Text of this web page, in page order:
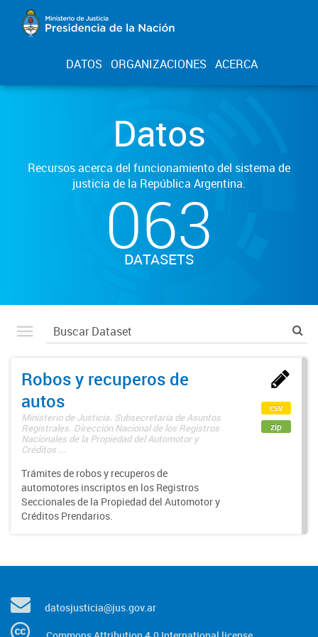
DATOS ORGANIZACIONES ACERCA
Datos
Recursos acerca del funcionamiento del sistema de
justicia de la República Argentina.
063
DATASETS
Robos y recuperos de
autos
Ministerio de Justicia. Subsecretaría de Asuntos
Registrales. Dirección Nacional de los Registros
Nacionales de la Propiedad del Automotor y
Créditos ...
Trámites de robos y recuperos de
automotores inscriptos en los Registros
Seccionales de la Propiedad del Automotor y
Créditos Prendarios.
csv
zip
datosjusticia@jus.gov.ar